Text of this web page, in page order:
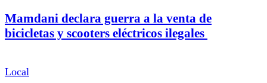
Mamdani declara guerra a la venta de
bicicletas y scooters eléctricos ilegales
Local